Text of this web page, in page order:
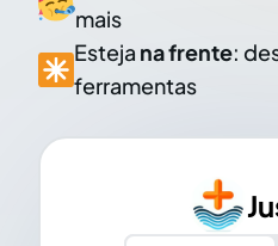
mais
Esteja na frente:
ferramentas